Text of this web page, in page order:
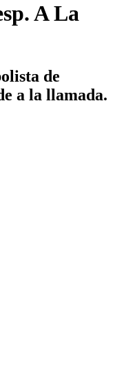
A La
de
a la llamada.